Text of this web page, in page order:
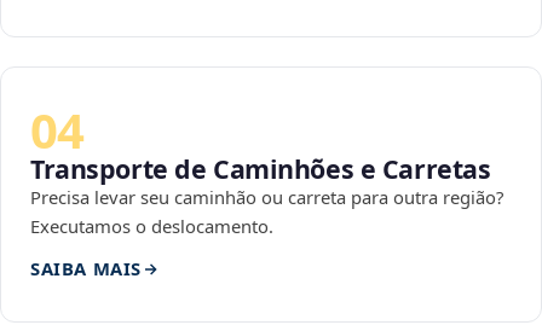
04
Transporte de Caminhões e Carretas
Precisa levar seu caminhão ou carreta para outra região?
Executamos o deslocamento.
SAIBA MAIS